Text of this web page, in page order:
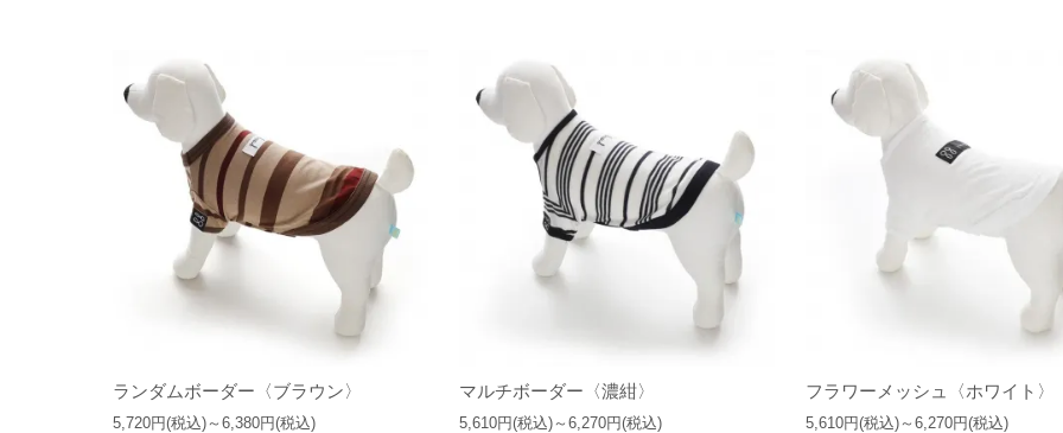
ランダムボーダー〈ブラウン〉
5,720円(税込)～6,380円(税込)
マルチボーダー〈濃紺〉
5,610円(税込)～6,270円(税込)
フラワーメッシュ〈ホワイト〉
5,610円(税込)～6,270円(税込)